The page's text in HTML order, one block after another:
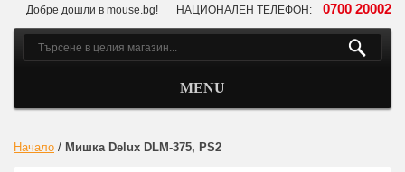
Добре дошли в mouse.bg! НАЦИОНАЛЕН ТЕЛЕФОН: 0700 20002
MENU
Начало / Мишка Delux DLM-375, PS2